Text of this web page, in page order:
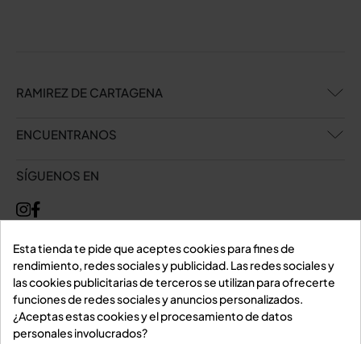
RAMIREZ DE CARTAGENA
ENCUENTRANOS
SÍGUENOS EN
Esta tienda te pide que aceptes cookies para fines de
rendimiento, redes sociales y publicidad. Las redes sociales y
las cookies publicitarias de terceros se utilizan para ofrecerte
funciones de redes sociales y anuncios personalizados.
¿Aceptas estas cookies y el procesamiento de datos
personales involucrados?